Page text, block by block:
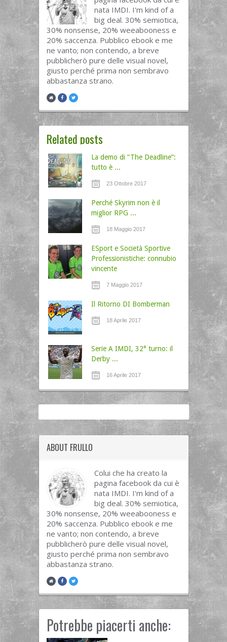
nata IMDI. I'm kind of a
big deal. 30% semiotica,
30% nonsense, 20% weeabooness e
20% saccenza. Pubblico ebook e me
ne vanto; non contendo, a breve
pubblicherò pure delle visual novel,
giusto perché prima non sembravo
abbastanza strano.
Related posts
La demo di “The Deadline”:
tutto è ...
23 Ottobre 2017
Perché Skyrim non è il
miglior RPG ...
18 Maggio 2017
ESport e Società Sportive
Professionistiche: connubio
vincente
7 Maggio 2017
Il Ritorno DI Bomberman
18 Aprile 2017
Serie A IMDI, 32° turno: il
Derby ...
16 Aprile 2017
ABOUT FRULLO
Colui che ha creato la
pagina facebook da cui è
nata IMDI. I'm kind of a
big deal. 30% semiotica,
30% nonsense, 20% weeabooness e
20% saccenza. Pubblico ebook e me
ne vanto; non contendo, a breve
pubblicherò pure delle visual novel,
giusto perché prima non sembravo
abbastanza strano.
Potrebbe piacerti anche: